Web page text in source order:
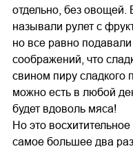
отдельно, без
называли рулет с
но все равно
соображений, что
свином пиру сладкого
можно есть в любой
будет вдоволь мяса!
Но это
самое большее два